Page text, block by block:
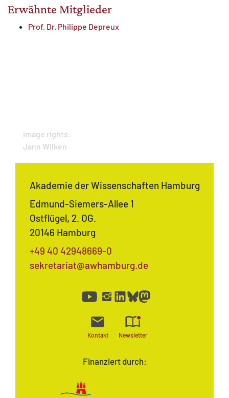
Erwähnte Mitglieder
Prof. Dr. Philippe Depreux
Image rights:
Jann Wilken
Finanziert durch:
Akademie der Wissenschaften Hamburg
Edmund-Siemers-Allee 1
Ostflügel, 2. OG.
20146 Hamburg
+49 40 42948669-0
sekretariat@awhamburg.de
Kontakt Newsletter